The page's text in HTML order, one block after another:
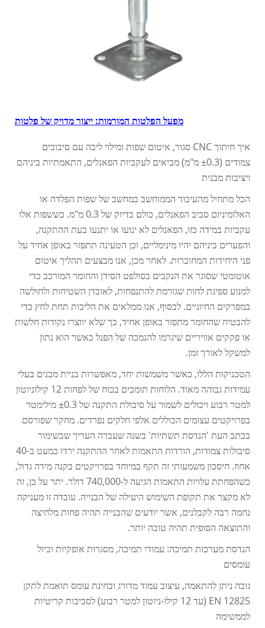
מפעל הפלטות המורמות: ייצור מדויק של פלטות
איך חיתוך CNC סגור, איטום שפות ומילוי ליבה עם סיבובים
צמודים (±0.3 מ"מ) מביאים לעקביות הפאנלים, התאמתיות ביניהם
ויציבות מבנית
הכל מתחיל מהעיבוד הממוחשב במחשב של שפות הפלדה או
האלומיניום סביב הפאנלים, כולם בדיוק של 0.3 מ"מ. כששפות אלו
עקביות במידה כזו, הפאנלים לא ינועו או יתנעו בעת ההתקנה,
והפערים ביניהם יהיו מינימליים, וכן הטעינה תתפזר באופן אחיד על
פני היחידות המחוברות. לאחר מכן, אנו מבצעים תהליך איטום
אוטומטי שסוגר את הנקבים בסולפט הסידן והחומר המורכב כדי
למנוע ספיגת לחות שגורמת להתנפחות, לאובדן השטיחות ולחולשה
במפרקים החיוניים. לבסוף, אנו ממלאים את הליבות תחת לחץ כדי
להבטיח שהחומר מתפזר באופן אחיד, כך שלא יווצרו נקודות חלשות
או פקקים אוויריים שיגרמו להנמכה של הפנל כאשר הוא נתון
למשקל לאורך זמן.
הטכניקות הללו, כאשר משמשות יחד, מאפשרות בניית מבנים בעלי
עמידות גבוהה מאוד. הלוחות תומכים בכוח של לפחות 12 קילוניוטון
למטר רבוע ויכולים לשמור על סיבולת התקנה של ±0.3 מילימטר
בפרויקטים עצומים הכוללים אלפי חלקים נפרדים. מחקר שפורסם
בכתב העת 'הנדסת תשתיות' בשנה שעברה העריך שבשימור
סיבולות צמודות, הורדות התאמות לאחר ההתקנה ירדו כמעט ב-40
אחוז. חיסכון משמעותי זה תקף במיוחד בפרויקטים בקנה מידה גדול,
כשהפחתת עלויות התאמות הגיעה ל-740,000 דולר. יתר על כן, זה
לא מקצר את תקופת השימוש היעילה של הבנייה. עובדה זו מעניקה
נחמה רבה לקבלנים, אשר יודעים שהבנייה תהיה פחות מלחיצה
והתוצאה הסופית תהיה טובה יותר.
הנדסת מערכות תמיכה: עמודי תמיכה, מסגרות אופקיות וכיול
עומסים
גובה ניתן להתאמה, עיצוב עמוד מדורג ובחינת עומס תואמת לתקן
EN 12825 (עד 12 קילו-ניוטון למטר רבוע) לסביבות קריטיות
לממשימה